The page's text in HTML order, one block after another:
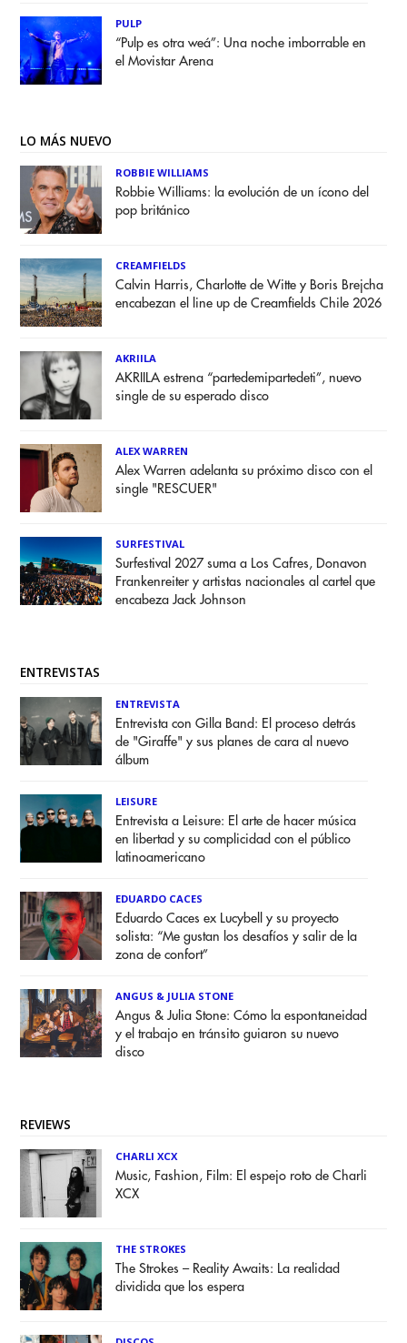
PULP
“Pulp es otra weá”: Una noche imborrable en
el Movistar Arena
LO MÁS NUEVO
ROBBIE WILLIAMS
Robbie Williams: la evolución de un ícono del
pop británico
CREAMFIELDS
Calvin Harris, Charlotte de Witte y Boris Brejcha
encabezan el line up de Creamfields Chile 2026
AKRIILA
AKRIILA estrena “partedemipartedeti”, nuevo
single de su esperado disco
ALEX WARREN
Alex Warren adelanta su próximo disco con el
single "RESCUER"
SURFESTIVAL
Surfestival 2027 suma a Los Cafres, Donavon
Frankenreiter y artistas nacionales al cartel que
encabeza Jack Johnson
ENTREVISTAS
ENTREVISTA
Entrevista con Gilla Band: El proceso detrás
de "Giraffe" y sus planes de cara al nuevo
álbum
LEISURE
Entrevista a Leisure: El arte de hacer música
en libertad y su complicidad con el público
latinoamericano
EDUARDO CACES
Eduardo Caces ex Lucybell y su proyecto
solista: “Me gustan los desafíos y salir de la
zona de confort”
ANGUS & JULIA STONE
Angus & Julia Stone: Cómo la espontaneidad
y el trabajo en tránsito guiaron su nuevo
disco
REVIEWS
CHARLI XCX
Music, Fashion, Film: El espejo roto de Charli
XCX
THE STROKES
The Strokes – Reality Awaits: La realidad
dividida que los espera